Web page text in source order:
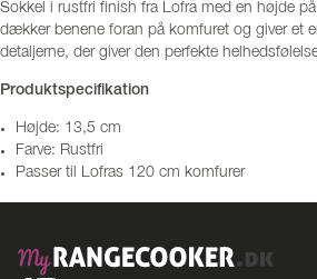
Sokkel i rustfri finish fra Lofra med en højde
dækker benene foran på komfuret og giver et
detaljerne, der giver den perfekte
Produktspecifikation
Højde: 13,5 cm
Farve: Rustfri
Passer til Lofras 120 cm komfurer